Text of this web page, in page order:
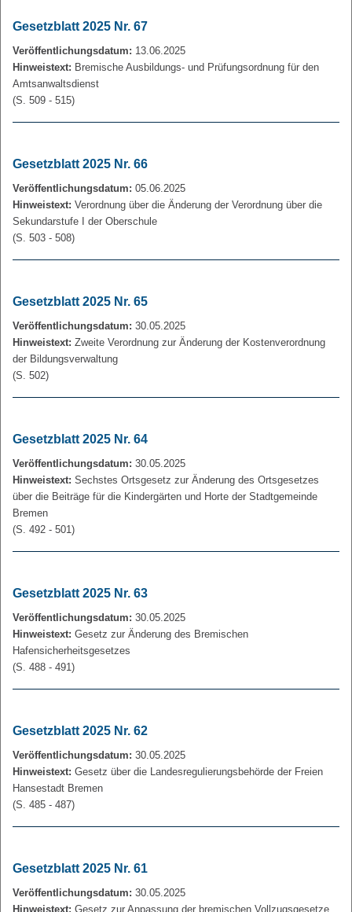
Gesetzblatt 2025 Nr. 67
Veröffentlichungsdatum: 13.06.2025
Hinweistext: Bremische Ausbildungs- und Prüfungsordnung für den
Amtsanwaltsdienst
(S. 509 - 515)
Gesetzblatt 2025 Nr. 66
Veröffentlichungsdatum: 05.06.2025
Hinweistext: Verordnung über die Änderung der Verordnung über die
Sekundarstufe I der Oberschule
(S. 503 - 508)
Gesetzblatt 2025 Nr. 65
Veröffentlichungsdatum: 30.05.2025
Hinweistext: Zweite Verordnung zur Änderung der Kostenverordnung
der Bildungsverwaltung
(S. 502)
Gesetzblatt 2025 Nr. 64
Veröffentlichungsdatum: 30.05.2025
Hinweistext: Sechstes Ortsgesetz zur Änderung des Ortsgesetzes
über die Beiträge für die Kindergärten und Horte der Stadtgemeinde
Bremen
(S. 492 - 501)
Gesetzblatt 2025 Nr. 63
Veröffentlichungsdatum: 30.05.2025
Hinweistext: Gesetz zur Änderung des Bremischen
Hafensicherheitsgesetzes
(S. 488 - 491)
Gesetzblatt 2025 Nr. 62
Veröffentlichungsdatum: 30.05.2025
Hinweistext: Gesetz über die Landesregulierungsbehörde der Freien
Hansestadt Bremen
(S. 485 - 487)
Gesetzblatt 2025 Nr. 61
Veröffentlichungsdatum: 30.05.2025
Hinweistext: Gesetz zur Anpassung der bremischen Vollzugsgesetze